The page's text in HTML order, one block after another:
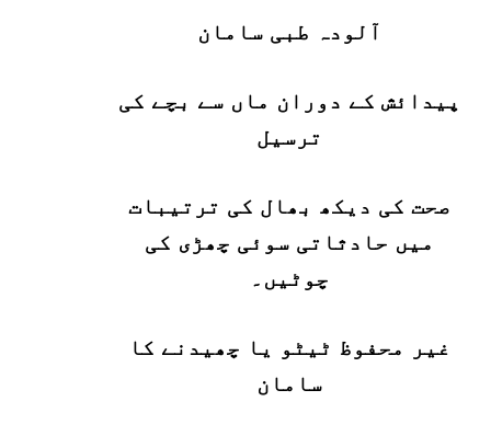
آلودہ طبی سامان
پیدائش کے دوران ماں سے بچے کی
ترسیل
صحت کی دیکھ بھال کی ترتیبات
میں حادثاتی سوئی چھڑی کی
چوٹیں۔
غیر محفوظ ٹیٹو یا چھیدنے کا
سامان